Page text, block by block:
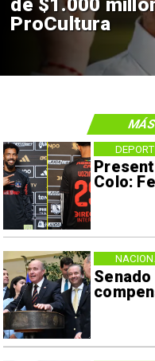
ProCultura
Colo: